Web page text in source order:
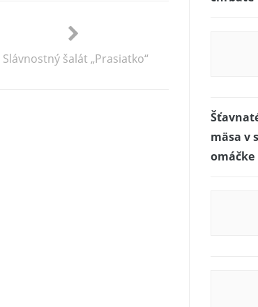
Slávnostný šalát „Prasiatko“
mäsa v
omáčke